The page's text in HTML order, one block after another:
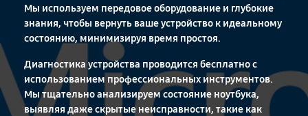
Мы используем передовое оборудование и глубокие
знания, чтобы вернуть ваше устройство к идеальному
состоянию, минимизируя время простоя.
Диагностика устройства проводится бесплатно с
использованием профессиональных инструментов.
Мы тщательно анализируем состояние ноутбука,
выявляя даже скрытые неисправности, такие как